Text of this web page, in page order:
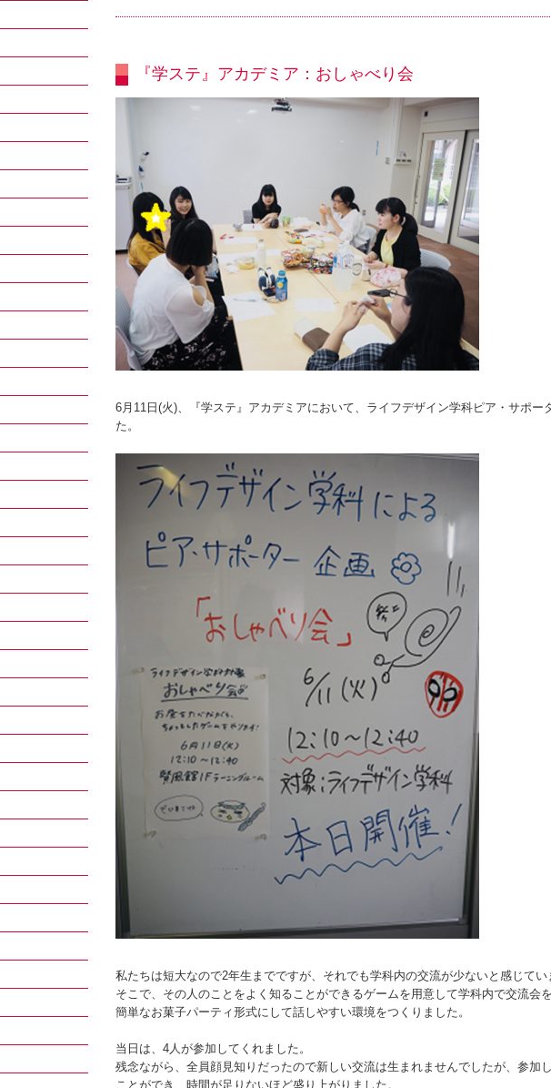
『学ステ』アカデミア：おしゃべり会
6月11日(火)、『学ステ』アカデミアにおいて、ライフデザイン学科ピア・サポー
た。
私たちは短大なので2年生までですが、それでも学科内の交流が少ないと感じてい
そこで、その人のことをよく知ることができるゲームを用意して学科内で交流会を
簡単なお菓子パーティ形式にして話しやすい環境をつくりました。
当日は、4人が参加してくれました。
残念ながら、全員顔見知りだったので新しい交流は生まれませんでしたが、参加
ことができ、時間が足りないほど盛り上がりました。